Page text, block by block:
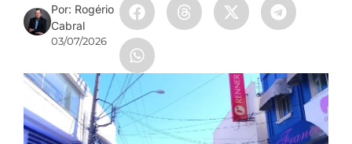
Por: Rogério
Cabral
03/07/2026